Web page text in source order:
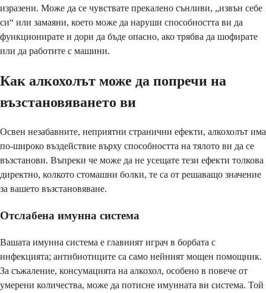
изразени. Може да се чувствате прекалено сънливи, „извън себе
си“ или замаяни, което може да наруши способността ви да
функционирате и дори да бъде опасно, ако трябва да шофирате
или да работите с машини.
Как алкохолът може да попречи на
възстановяването ви
Освен незабавните, неприятни странични ефекти, алкохолът има
по-широко въздействие върху способността на тялото ви да се
възстанови. Въпреки че може да не усещате тези ефекти толкова
директно, колкото стомашни болки, те са от решаващо значение
за вашето възстановяване.
Отслабена имунна система
Вашата имунна система е главният играч в борбата с
инфекцията; антибиотиците са само нейният мощен помощник.
За съжаление, консумацията на алкохол, особено в повече от
умерени количества, може да потисне имунната ви система. Той